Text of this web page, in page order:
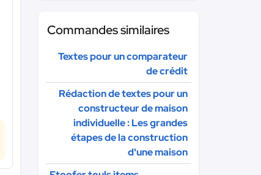
Commandes similaires
Textes pour un comparateur
de crédit
Rédaction de textes pour un
constructeur de maison
individuelle : Les grandes
étapes de la construction
d'une maison